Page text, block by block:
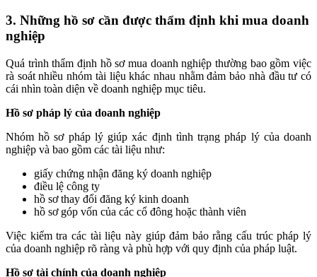
3. Những hồ sơ cần được thẩm định khi mua doanh
nghiệp
Quá trình thẩm định hồ sơ mua doanh nghiệp thường bao gồm việc
rà soát nhiều nhóm tài liệu khác nhau nhằm đảm bảo nhà đầu tư có
cái nhìn toàn diện về doanh nghiệp mục tiêu.
Hồ sơ pháp lý của doanh nghiệp
Nhóm hồ sơ pháp lý giúp xác định tình trạng pháp lý của doanh
nghiệp và bao gồm các tài liệu như:
giấy chứng nhận đăng ký doanh nghiệp
điều lệ công ty
hồ sơ thay đổi đăng ký kinh doanh
hồ sơ góp vốn của các cổ đông hoặc thành viên
Việc kiểm tra các tài liệu này giúp đảm bảo rằng cấu trúc pháp lý
của doanh nghiệp rõ ràng và phù hợp với quy định của pháp luật.
Hồ sơ tài chính của doanh nghiệp